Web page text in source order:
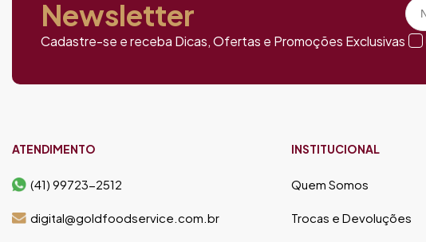
Newsletter
Cadastre-se e receba Dicas, Ofertas e Promoções Exclusivas
ATENDIMENTO
(41) 99723-2512
digital@goldfoodservice.com.br
INSTITUCIONAL
Quem Somos
Trocas e Devoluções